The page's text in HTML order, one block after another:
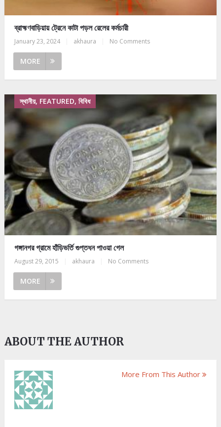
ব্রাহ্মণবাড়িয়ায় ট্রেনে কাটা পড়ল রেলের কর্মচারী
January 23, 2024 akhaura No Comments
MORE
স্থানীয়, FEATURED, বিবিধ
গঙ্গানগর গ্রামে হাঁড়িভর্তি গুপ্তধন পাওয়া গেল
August 29, 2015 akhaura No Comments
MORE
ABOUT THE AUTHOR
More From This Author